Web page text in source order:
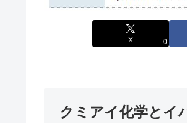
X 0
クミアイ化学とイ